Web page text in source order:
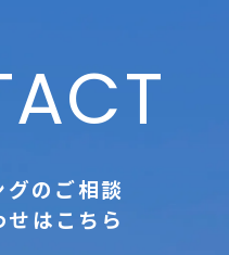
グのご相談
はこちら